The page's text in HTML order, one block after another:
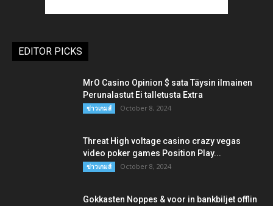
EDITOR PICKS
MrO Casino Opinion $ sata Täysin ilmainen
Perunalastut Ei talletusta Extra
ข่าวเกมส์ October 8, 2024
Threat High voltage casino crazy vegas
video poker games Position Play...
ข่าวเกมส์ October 8, 2024
Gokkasten Noppes & voor in bankbiljet offlin